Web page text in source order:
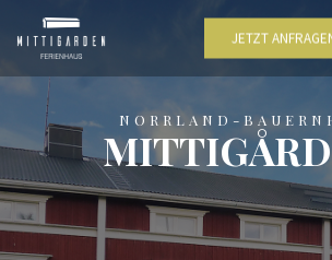
JETZT
NORRLAND-